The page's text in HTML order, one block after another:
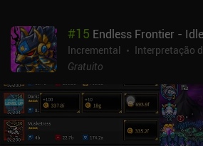
são bem espaçados e nunca atrapalharam
Também é possível comprar pacotes que
de dólar a US$ 49,99. Esses pacotes são
ou melhorar as barras.Devido às batalhas
melhorias, nunca me senti entediado com
vezes, o jogo pode ser cansativo, mas eu
gosta desse tipo de mecânica.
#15 Endless Frontier -
Incremental
Interpretação
Gratuito